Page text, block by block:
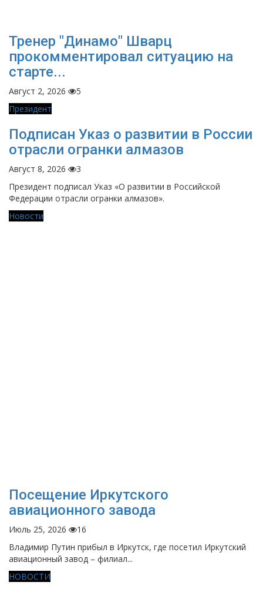
Тренер "Динамо" Шварц
прокомментировал ситуацию на
старте...
Август 2, 2026
5
Президент
Подписан Указ о развитии в России
отрасли огранки алмазов
Август 8, 2026
3
Президент подписал Указ «О развитии в Российской
Федерации отрасли огранки алмазов».
Новости
Посещение Иркутского
авиационного завода
Июль 25, 2026
16
Владимир Путин прибыл в Иркутск, где посетил Иркутский
авиационный завод – филиал...
НОВОСТИ